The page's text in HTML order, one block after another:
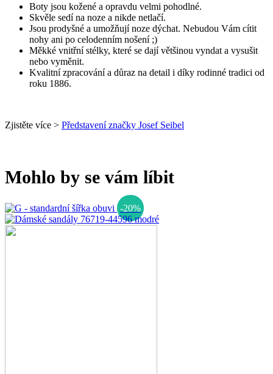
Boty jsou kožené a opravdu velmi pohodlné.
Skvěle sedí na noze a nikde netlačí.
Jsou prodyšné a umožňují noze dýchat. Nebudou Vám cítit
nohy ani po celodenním nošení ;)
Měkké vnitřní stélky, které se dají většinou vyndat a vysušit
nebo vyměnit.
Kvalitní zpracování a důraz na detail i díky rodinné tradici od
roku 1886.
Zjistěte více > Představení značky Josef Seibel
Mohlo by se vám líbit
-20%